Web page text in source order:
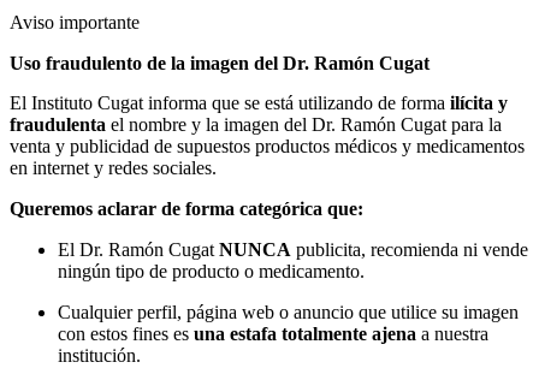
Aviso importante
Uso fraudulento de la imagen del Dr. Ramón Cugat
El Instituto Cugat informa que se está utilizando de forma ilícita y
fraudulenta el nombre y la imagen del Dr. Ramón Cugat para la
venta y publicidad de supuestos productos médicos y medicamentos
en internet y redes sociales.
Queremos aclarar de forma categórica que:
El Dr. Ramón Cugat NUNCA publicita, recomienda ni vende
ningún tipo de producto o medicamento.
Cualquier perfil, página web o anuncio que utilice su imagen
con estos fines es una estafa totalmente ajena a nuestra
institución.